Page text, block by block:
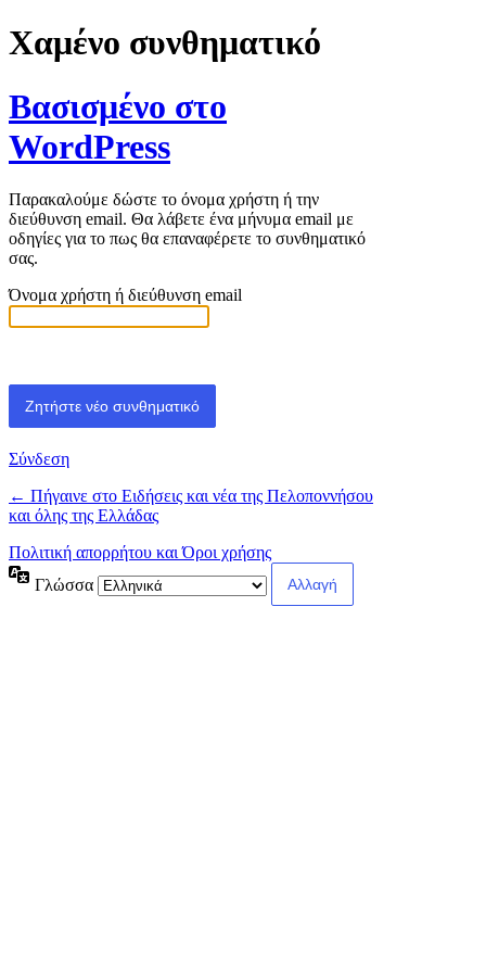
Χαμένο συνθηματικό
Βασισμένο στο
WordPress
Παρακαλούμε δώστε το όνομα χρήστη ή την
διεύθυνση email. Θα λάβετε ένα μήνυμα email με
οδηγίες για το πως θα επαναφέρετε το συνθηματικό
σας.
Όνομα χρήστη ή διεύθυνση email
Σύνδεση
← Πήγαινε στο Ειδήσεις και νέα της Πελοποννήσου
και όλης της Ελλάδας
Πολιτική απορρήτου και Όροι χρήσης
Γλώσσα